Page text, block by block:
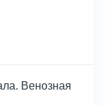
Венозная